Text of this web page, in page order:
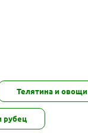
Телятина и овощи
рубец